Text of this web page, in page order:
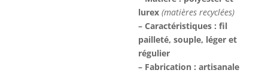
lurex(matières recyclées)
– Caractéristiques : fil
pailleté, souple, léger et
régulier
– Fabrication : artisanale